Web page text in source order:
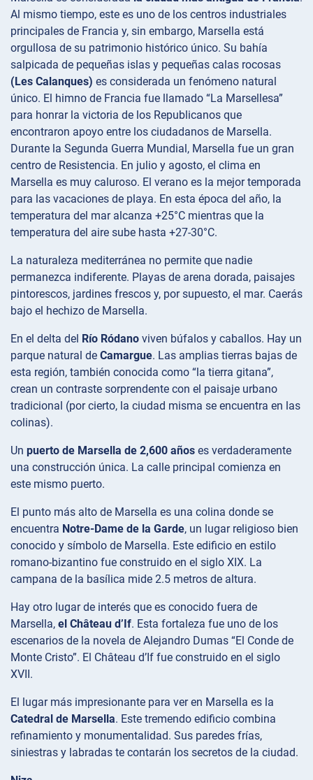
Al mismo tiempo, este es uno de los centros industriales
principales de Francia y, sin embargo, Marsella está
orgullosa de su patrimonio histórico único. Su bahía
salpicada de pequeñas islas y pequeñas calas rocosas
(Les Calanques) es considerada un fenómeno natural
único. El himno de Francia fue llamado “La Marsellesa”
para honrar la victoria de los Republicanos que
encontraron apoyo entre los ciudadanos de Marsella.
Durante la Segunda Guerra Mundial, Marsella fue un gran
centro de Resistencia. En julio y agosto, el clima en
Marsella es muy caluroso. El verano es la mejor temporada
para las vacaciones de playa. En esta época del año, la
temperatura del mar alcanza +25°C mientras que la
temperatura del aire sube hasta +27-30°C.
La naturaleza mediterránea no permite que nadie
permanezca indiferente. Playas de arena dorada, paisajes
pintorescos, jardines frescos y, por supuesto, el mar. Caerás
bajo el hechizo de Marsella.
En el delta del Río Ródano viven búfalos y caballos. Hay un
parque natural de Camargue. Las amplias tierras bajas de
esta región, también conocida como “la tierra gitana”,
crean un contraste sorprendente con el paisaje urbano
tradicional (por cierto, la ciudad misma se encuentra en las
colinas).
Un puerto de Marsella de 2,600 años es verdaderamente
una construcción única. La calle principal comienza en
este mismo puerto.
El punto más alto de Marsella es una colina donde se
encuentra Notre-Dame de la Garde, un lugar religioso bien
conocido y símbolo de Marsella. Este edificio en estilo
romano-bizantino fue construido en el siglo XIX. La
campana de la basílica mide 2.5 metros de altura.
Hay otro lugar de interés que es conocido fuera de
Marsella, el Château d’If. Esta fortaleza fue uno de los
escenarios de la novela de Alejandro Dumas “El Conde de
Monte Cristo”. El Château d’If fue construido en el siglo
XVII.
El lugar más impresionante para ver en Marsella es la
Catedral de Marsella. Este tremendo edificio combina
refinamiento y monumentalidad. Sus paredes frías,
siniestras y labradas te contarán los secretos de la ciudad.